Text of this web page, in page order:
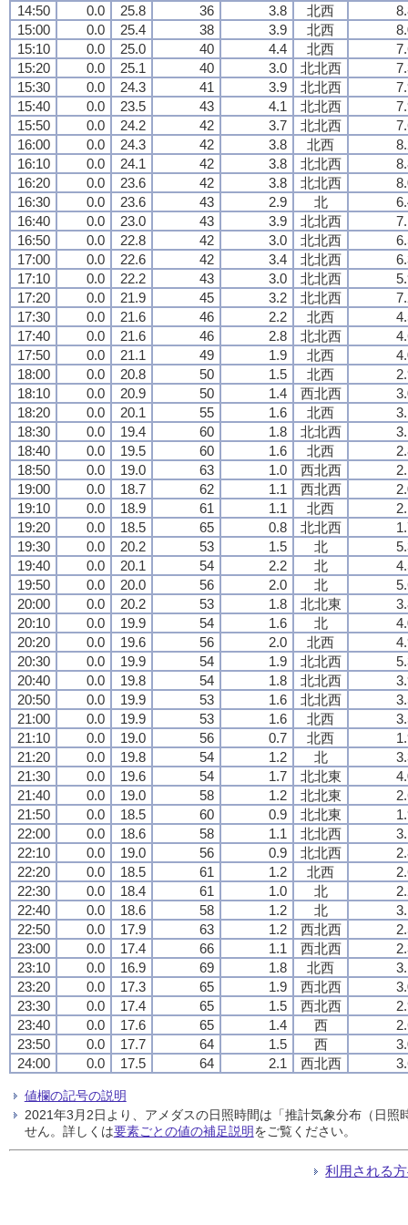
14:50 0.0 25.8 36 3.8 北西
15:00
0.0 25.4 38 3.9 北西
15:10
0.0 25.0 40 4.4 北西
15:20
0.0 25.1 40 3.0 北北西
15:30
0.0 24.3 41 3.9 北北西
15:40
0.0 23.5 43 4.1 北北西
15:50
0.0 24.2 42 3.7 北北西
16:00
0.0 24.3 42 3.8 北西
16:10
0.0 24.1 42 3.8 北北西
16:20
0.0 23.6 42 3.8 北北西
16:30
0.0 23.6 43 2.9 北
16:40
0.0 23.0 43 3.9 北北西
16:50
0.0 22.8 42 3.0 北北西
17:00
0.0 22.6 42 3.4 北北西
17:10
0.0 22.2 43 3.0 北北西
17:20
0.0 21.9 45 3.2 北北西
17:30
0.0 21.6 46 2.2 北西
17:40
0.0 21.6 46 2.8 北北西
17:50
0.0 21.1 49 1.9 北西
18:00
0.0 20.8 50 1.5 北西
18:10
0.0 20.9 50 1.4 西北西
18:20
0.0 20.1 55 1.6 北西
18:30
0.0 19.4 60 1.8 北北西
18:40
0.0 19.5 60 1.6 北西
18:50
0.0 19.0 63 1.0 西北西
19:00
0.0 18.7 62 1.1 西北西
19:10
0.0 18.9 61 1.1 北西
19:20
0.0 18.5 65 0.8 北北西
19:30
0.0 20.2 53 1.5 北
19:40
0.0 20.1 54 2.2 北
19:50
0.0 20.0 56 2.0 北
20:00
0.0 20.2 53 1.8 北北東
20:10
0.0 19.9 54 1.6 北
20:20
0.0 19.6 56 2.0 北西
20:30
0.0 19.9 54 1.9 北北西
20:40
0.0 19.8 54 1.8 北北西
20:50
0.0 19.9 53 1.6 北北西
21:00
0.0 19.9 53 1.6 北西
21:10
0.0 19.0 56 0.7 北西
21:20
0.0 19.8 54 1.2 北
21:30
0.0 19.6 54 1.7 北北東
21:40
0.0 19.0 58 1.2 北北東
21:50
0.0 18.5 60 0.9 北北東
22:00
0.0 18.6 58 1.1 北北西
22:10
0.0 19.0 56 0.9 北北西
22:20
0.0 18.5 61 1.2 北西
22:30
0.0 18.4 61 1.0 北
22:40
0.0 18.6 58 1.2 北
22:50
0.0 17.9 63 1.2 西北西
23:00
0.0 17.4 66 1.1 西北西
23:10
0.0 16.9 69 1.8 北西
23:20
0.0 17.3 65 1.9 西北西
23:30
0.0 17.4 65 1.5 西北西
23:40
0.0 17.6 65 1.4 西
23:50
0.0 17.7 64 1.5 西
24:00
0.0 17.5 64 2.1 西北西
値欄の記号の説明
2021年3月2日より、アメダスの日照時間は「推計気象分布（日
せん。詳しくは要素ごとの値の補足説明をご覧ください。
利用される